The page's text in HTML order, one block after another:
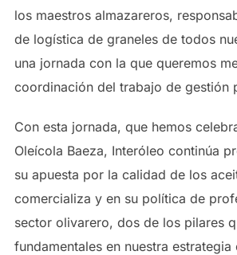
los maestros almazareros,
de logística de graneles de todos
una jornada con la que queremos
coordinación del trabajo de gestión
Con esta jornada, que hemos
Oleícola Baeza, Interóleo continúa
su apuesta por la calidad de los
comercializa y en su política de
sector olivarero, dos de los pilares
fundamentales en nuestra estrategia